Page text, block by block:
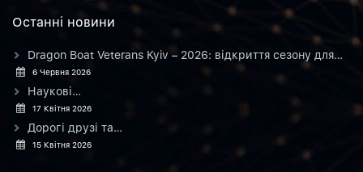
Останнi новини
Dragon Boat Veterans Kyiv – 2026: відкриття сезону для…
6 Червня 2026
Наукові…
17 Квітня 2026
Дорогі друзі та…
15 Квітня 2026